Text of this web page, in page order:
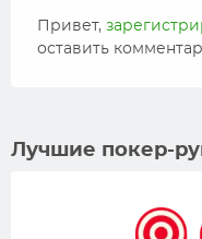
Привет,
оставить
Лучшие покер-